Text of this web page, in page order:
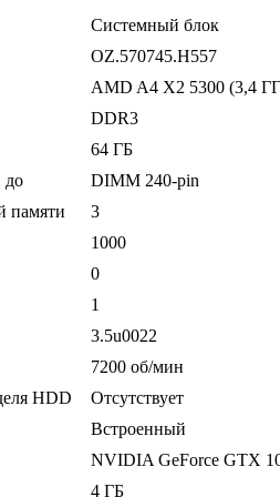
Системный блок
OZ.570745.H557
AMD A4 X2 5300 (3,4
DDR3
64 ГБ
до
DIMM 240-pin
памяти
3
1000
0
1
3.5u0022
7200 об/мин
HDD
Отсутствует
Встроенный
NVIDIA GeForce GTX
4 ГБ